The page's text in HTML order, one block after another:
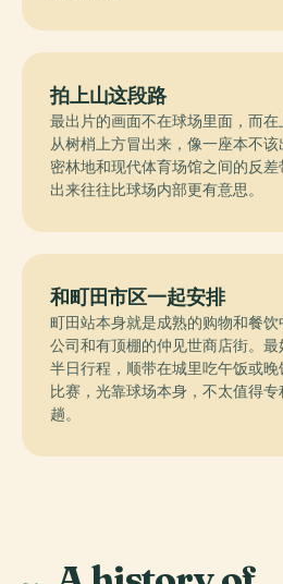
拍上山这段路
最出片的画面不在球场里面，而
从树梢上方冒出来，像一座本不
密林地和现代体育场馆之间的反
出来往往比球场内部更有意思。
和町田市区一起安排
町田站本身就是成熟的购物和餐
公司和有顶棚的仲见世商店街。
半日行程，顺带在城里吃午饭或
比赛，光靠球场本身，不太值得
趟。